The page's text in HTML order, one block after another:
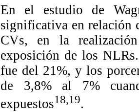
En el estudio de
significativa en relación
CVs, en la
exposición de los
fue del 21%, y los
de 3,8% al 7%
expuestos18,19.